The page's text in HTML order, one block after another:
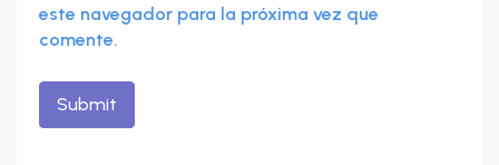
este navegador para la próxima vez que
comente.